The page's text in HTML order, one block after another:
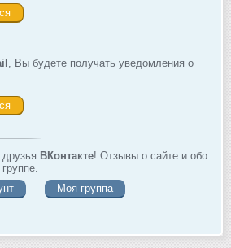
, Вы будете получать уведомления о
ВКонтакте! Отзывы о сайте и обо
Моя группа